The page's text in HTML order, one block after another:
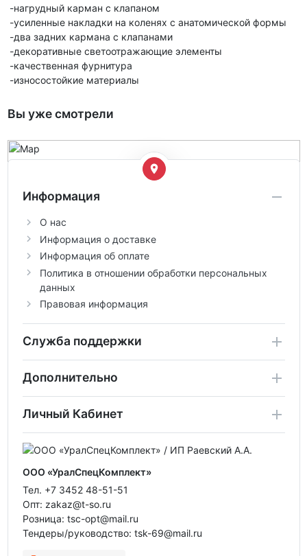
-нагрудный карман с клапаном
-усиленные накладки на коленях с анатомической формы
-два задних кармана с клапанами
-декоративные светоотражающие элементы
-качественная фурнитура
-износостойкие материалы
Вы уже смотрели
Информация
О нас
Информация о доставке
Информация об оплате
Политика в отношении обработки персональных
данных
Правовая информация
Служба поддержки
Дополнительно
Личный Кабинет
ООО «УралСпецКомплект»
Тел. +7 3452 48-51-51
Опт: zakaz@t-so.ru
Розница: tsc-opt@mail.ru
Тендеры/руководство: tsk-69@mail.ru